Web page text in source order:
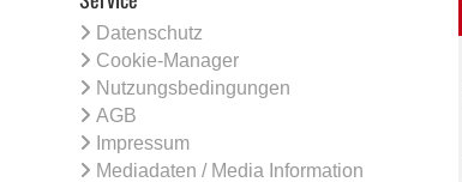
Datenschutz
Cookie-Manager
Nutzungsbedingungen
AGB
Impressum
Mediadaten / Media Information